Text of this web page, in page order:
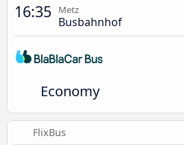
16:35 Metz
Busbahnhof
Economy
FlixBus